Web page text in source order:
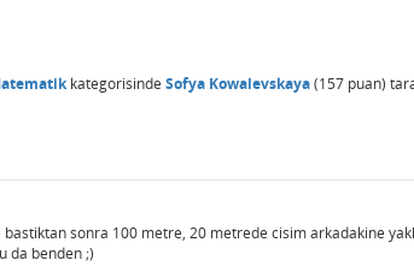
kategorisinde Sofya Kowalevskaya(157 puan)
sonra 100 metre, 20 metrede cisim arkadakine
da benden ;)